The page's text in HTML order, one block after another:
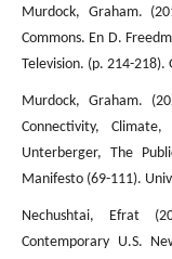
Murdock, Graham.
Commons. En D.
Television. (p. 214-218).
Murdock, Graham.
Connectivity,
Unterberger, The
Manifesto (69-111).
Nechushtai, Efrat
Contemporary U.S.